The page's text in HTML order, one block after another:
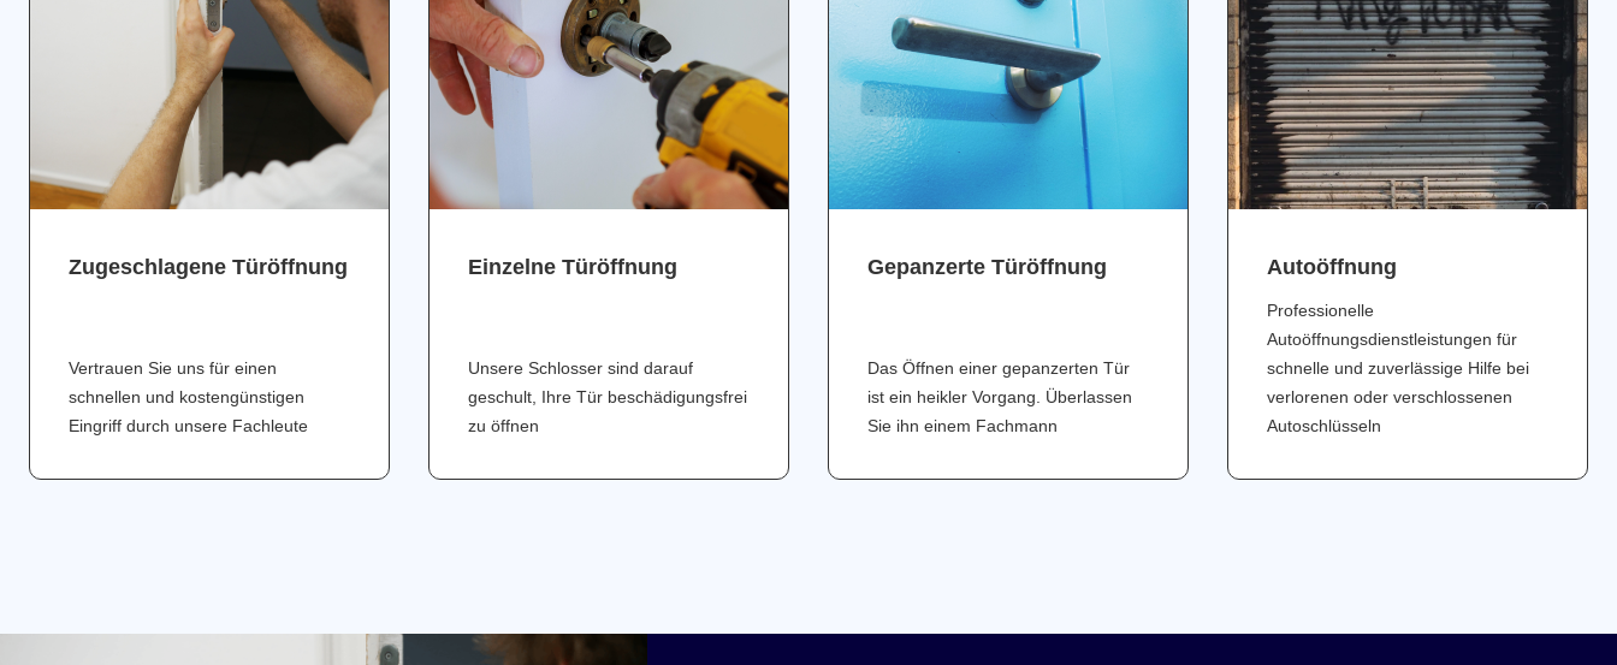
Zugeschlagene Türöffnung
Vertrauen Sie uns für einen
schnellen und kostengünstigen
Eingriff durch unsere Fachleute
Einzelne Türöffnung
Unsere Schlosser sind darauf
geschult, Ihre Tür beschädigungsfrei
zu öffnen
Gepanzerte Türöffnung
Das Öffnen einer gepanzerten Tür
ist ein heikler Vorgang. Überlassen
Sie ihn einem Fachmann
Аutoöffnung
Professionelle
Autoöffnungsdienstleistungen für
schnelle und zuverlässige Hilfe bei
verlorenen oder verschlossenen
Autoschlüsseln